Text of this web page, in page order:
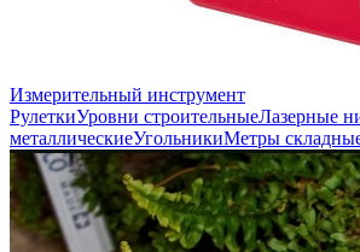
Измерительный инструмент
РулеткиУровни строительныеЛазерные
металлическиеУгольникиМетры